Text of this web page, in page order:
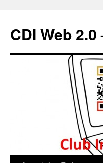
CDI Web